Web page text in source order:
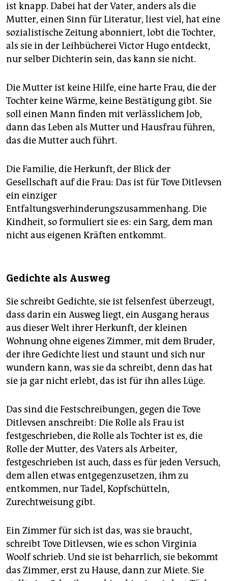
ist knapp. Dabei hat der Vater, anders als die
Mutter, einen Sinn für Literatur, liest viel, hat eine
sozialistische Zeitung abonniert, lobt die Tochter,
als sie in der Leihbücherei Victor Hugo entdeckt,
nur selber Dichterin sein, das kann sie nicht.
Die Mutter ist keine Hilfe, eine harte Frau, die der
Tochter keine Wärme, keine Bestätigung gibt. Sie
soll einen Mann finden mit verlässlichem Job,
dann das Leben als Mutter und Hausfrau führen,
das die Mutter auch führt.
Die Familie, die Herkunft, der Blick der
Gesellschaft auf die Frau: Das ist für Tove Ditlevsen
ein einziger
Entfaltungsverhinderungszusammenhang. Die
Kindheit, so formuliert sie es: ein Sarg, dem man
nicht aus eigenen Kräften entkommt.
Gedichte als Ausweg
Sie schreibt Gedichte, sie ist felsenfest überzeugt,
dass darin ein Ausweg liegt, ein Ausgang heraus
aus dieser Welt ihrer Herkunft, der kleinen
Wohnung ohne eigenes Zimmer, mit dem Bruder,
der ihre Gedichte liest und staunt und sich nur
wundern kann, was sie da schreibt, denn das hat
sie ja gar nicht erlebt, das ist für ihn alles Lüge.
Das sind die Festschreibungen, gegen die Tove
Ditlevsen anschreibt: Die Rolle als Frau ist
festgeschrieben, die Rolle als Tochter ist es, die
Rolle der Mutter, des Vaters als Arbeiter,
festgeschrieben ist auch, dass es für jeden Versuch,
dem allen etwas entgegenzusetzen, ihm zu
entkommen, nur Tadel, Kopfschütteln,
Zurechtweisung gibt.
Ein Zimmer für sich ist das, was sie braucht,
schreibt Tove Ditlevsen, wie es schon Virginia
Woolf schrieb. Und sie ist beharrlich, sie bekommt
das Zimmer, erst zu Hause, dann zur Miete. Sie